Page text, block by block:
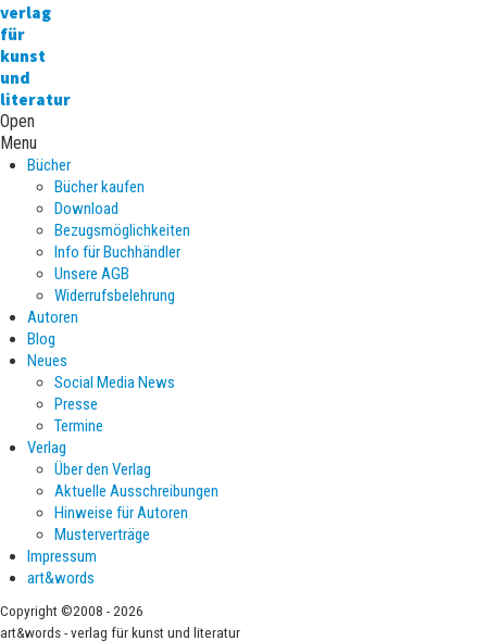
verlag
für
kunst
und
literatur
Open
Menu
Bücher
Bücher kaufen
Download
Bezugsmöglichkeiten
Info für Buchhändler
Unsere AGB
Widerrufsbelehrung
Autoren
Blog
Neues
Social Media News
Presse
Termine
Verlag
Über den Verlag
Aktuelle Ausschreibungen
Hinweise für Autoren
Musterverträge
Impressum
art&words
Copyright ©2008 - 2026
art&words - verlag für kunst und literatur